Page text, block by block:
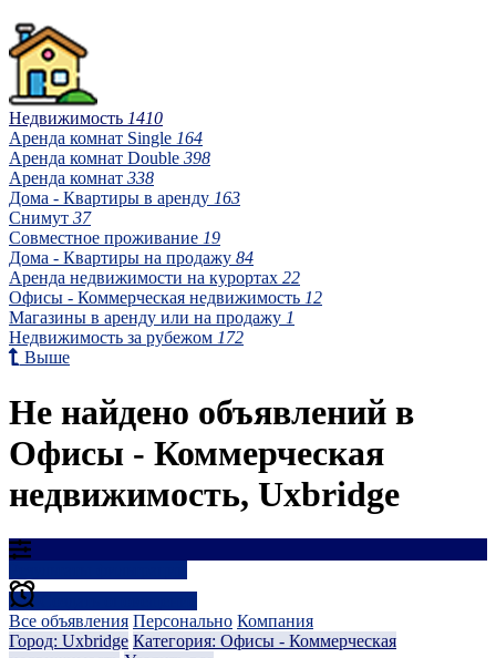
Недвижимость 1410
Аренда комнат Single 164
Аренда комнат Double 398
Аренда комнат 338
Дома - Квартиры в аренду 163
Снимут 37
Совместное проживание 19
Дома - Квартиры на продажу 84
Аренда недвижимости на курортах 22
Офисы - Коммерческая недвижимость 12
Магазины в аренду или на продажу 1
Недвижимость за рубежом 172
Выше
Не найдено объявлений в
Офисы - Коммерческая
недвижимость, Uxbridge
Все объявления Персонально Компания
Город: Uxbridge Категория: Офисы - Коммерческая